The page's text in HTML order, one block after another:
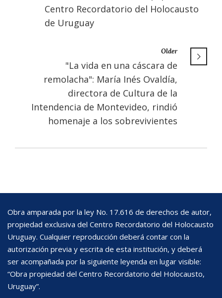
Centro Recordatorio del Holocausto
de Uruguay
Older
"La vida en una cáscara de
remolacha": María Inés Ovaldía,
directora de Cultura de la
Intendencia de Montevideo, rindió
homenaje a los sobrevivientes
Obra amparada por la ley No. 17.616 de derechos de autor,
propiedad exclusiva del Centro Recordatorio del Holocausto
Uruguay. Cualquier reproducción deberá contar con la
autorización previa y escrita de esta institución, y deberá
ser acompañada por la siguiente leyenda en lugar visible:
“Obra propiedad del Centro Recordatorio del Holocausto,
Uruguay”.